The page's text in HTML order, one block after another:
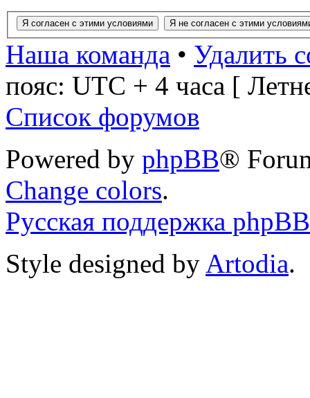
Наша команда • Удалить
пояс: UTC + 4 часа [
Список форумов
Powered by phpBB®
Change colors.
Русская поддержка phpBB
Style designed by Artodia.